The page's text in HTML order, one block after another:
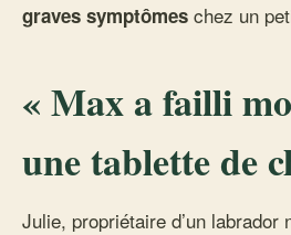
graves symptômes chez un
« Max a failli
une tablette de
Julie, propriétaire d’un labrador